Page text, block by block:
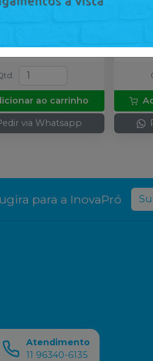
:
ao carrinho
via Whatsapp
R$
para a InovaPró
Atendimento
11 96340-6135